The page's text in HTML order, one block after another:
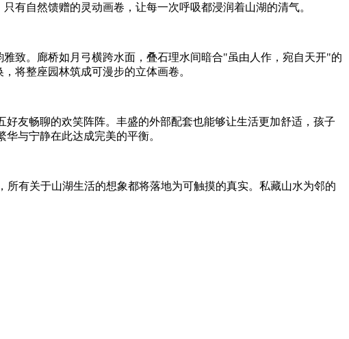
有自然馈赠的灵动画卷，让每一次呼吸都浸润着山湖的清气。
致。廊桥如月弓横跨水面，叠石理水间暗合"虽由人作，宛自天开"的
将整座园林筑成可漫步的立体画卷。
友畅聊的欢笑阵阵。丰盛的外部配套也能够让生活更加舒适，孩子
与宁静在此达成完美的平衡。
有关于山湖生活的想象都将落地为可触摸的真实。私藏山水为邻的